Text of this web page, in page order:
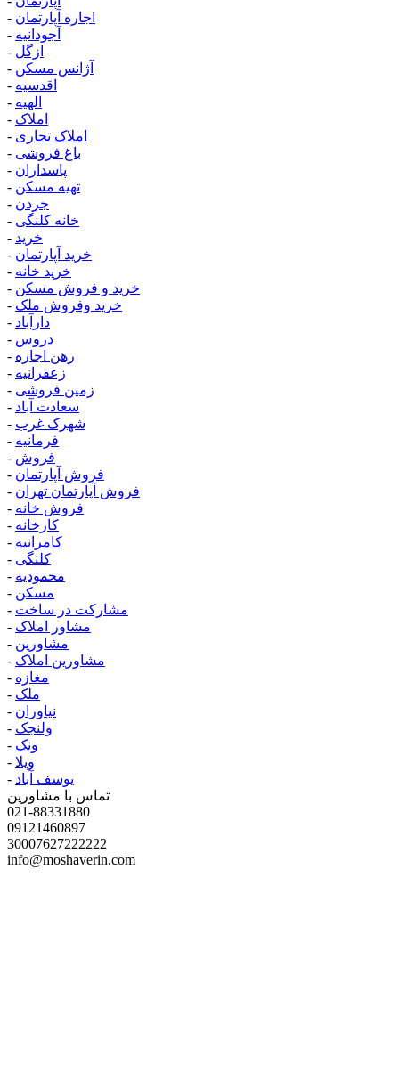
- اجاره آپارتمان
- آجودانیه
- ازگل
- آژانس مسکن
- اقدسیه
- الهیه
- املاک
- املاک تجاری
- باغ فروشی
- پاسداران
- تهیه مسکن
- جردن
- خانه کلنگی
- خرید
- خرید آپارتمان
- خرید خانه
- خرید و فروش مسکن
- خرید وفروش ملک
- دارآباد
- دروس
- رهن اجاره
- زعفرانیه
- زمین فروشی
- سعادت آباد
- شهرک غرب
- فرمانیه
- فروش
- فروش آپارتمان
- فروش آپارتمان تهران
- فروش خانه
- کارخانه
- کامرانیه
- کلنگی
- محمودیه
- مسکن
- مشارکت در ساخت
- مشاور املاک
- مشاورین
- مشاورین املاک
- مغازه
- ملک
- نیاوران
- ولنجک
- ونک
- ویلا
- یوسف آباد
تماس با مشاورین
021-88331880
09121460897
30007627222222
info@moshaverin.com